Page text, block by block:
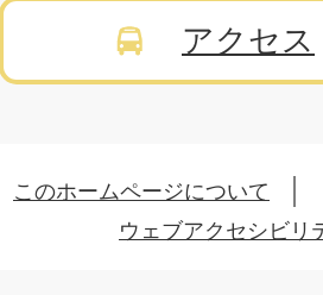
アクセス
このホームページについて
ウェブアクセシビリ